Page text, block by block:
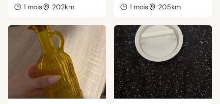
1 mois 202km 1 mois 205km